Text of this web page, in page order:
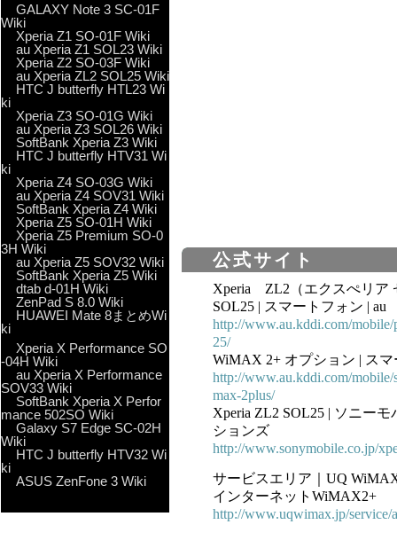
公式サイト
Xperia ZL2（エクスぺリア
SOL25 | スマートフォン | au
http://www.au.kddi.com/mobile/
25/
WiMAX 2+ オプション | スマ
http://www.au.kddi.com/mobile/
max-2plus/
Xperia ZL2 SOL25 | ソニー
ションズ
http://www.sonymobile.co.jp/
サービスエリア｜UQ
インターネットWiMAX2+
http://www.uqwimax.jp/service/
GALAXY Note 3 SC-01F
Wiki
Xperia Z1 SO-01F Wiki
au Xperia Z1 SOL23 Wiki
Xperia Z2 SO-03F Wiki
au Xperia ZL2 SOL25 Wiki
HTC J butterfly HTL23 Wi
ki
Xperia Z3 SO-01G Wiki
au Xperia Z3 SOL26 Wiki
SoftBank Xperia Z3 Wiki
HTC J butterfly HTV31 Wi
ki
Xperia Z4 SO-03G Wiki
au Xperia Z4 SOV31 Wiki
SoftBank Xperia Z4 Wiki
Xperia Z5 SO-01H Wiki
Xperia Z5 Premium SO-0
3H Wiki
au Xperia Z5 SOV32 Wiki
SoftBank Xperia Z5 Wiki
dtab d-01H Wiki
ZenPad S 8.0 Wiki
HUAWEI Mate 8まとめWi
ki
Xperia X Performance SO
-04H Wiki
au Xperia X Performance
SOV33 Wiki
SoftBank Xperia X Perfor
mance 502SO Wiki
Galaxy S7 Edge SC-02H
Wiki
HTC J butterfly HTV32 Wi
ki
ASUS ZenFone 3 Wiki